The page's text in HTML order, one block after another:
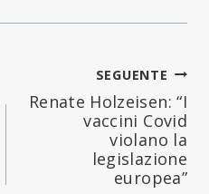
SEGUENTE
Renate Holzeisen: “I
vaccini Covid
violano la
legislazione
europea”